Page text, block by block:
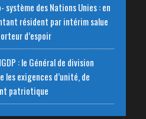
système des Nations Unies : en
résident par intérim salue
d’espoir
: le Général de division
les exigences d’unité, de
patriotique